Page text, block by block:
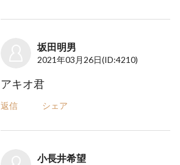
坂田明男
2021年03月26日(ID:4210)
アキオ君
返信 シェア
小長井希望